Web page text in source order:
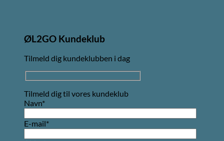
ØL2GO Kundeklub
Tilmeld dig kundeklubben i dag
Tilmeld dig til vores kundeklub
Navn*
E-mail*